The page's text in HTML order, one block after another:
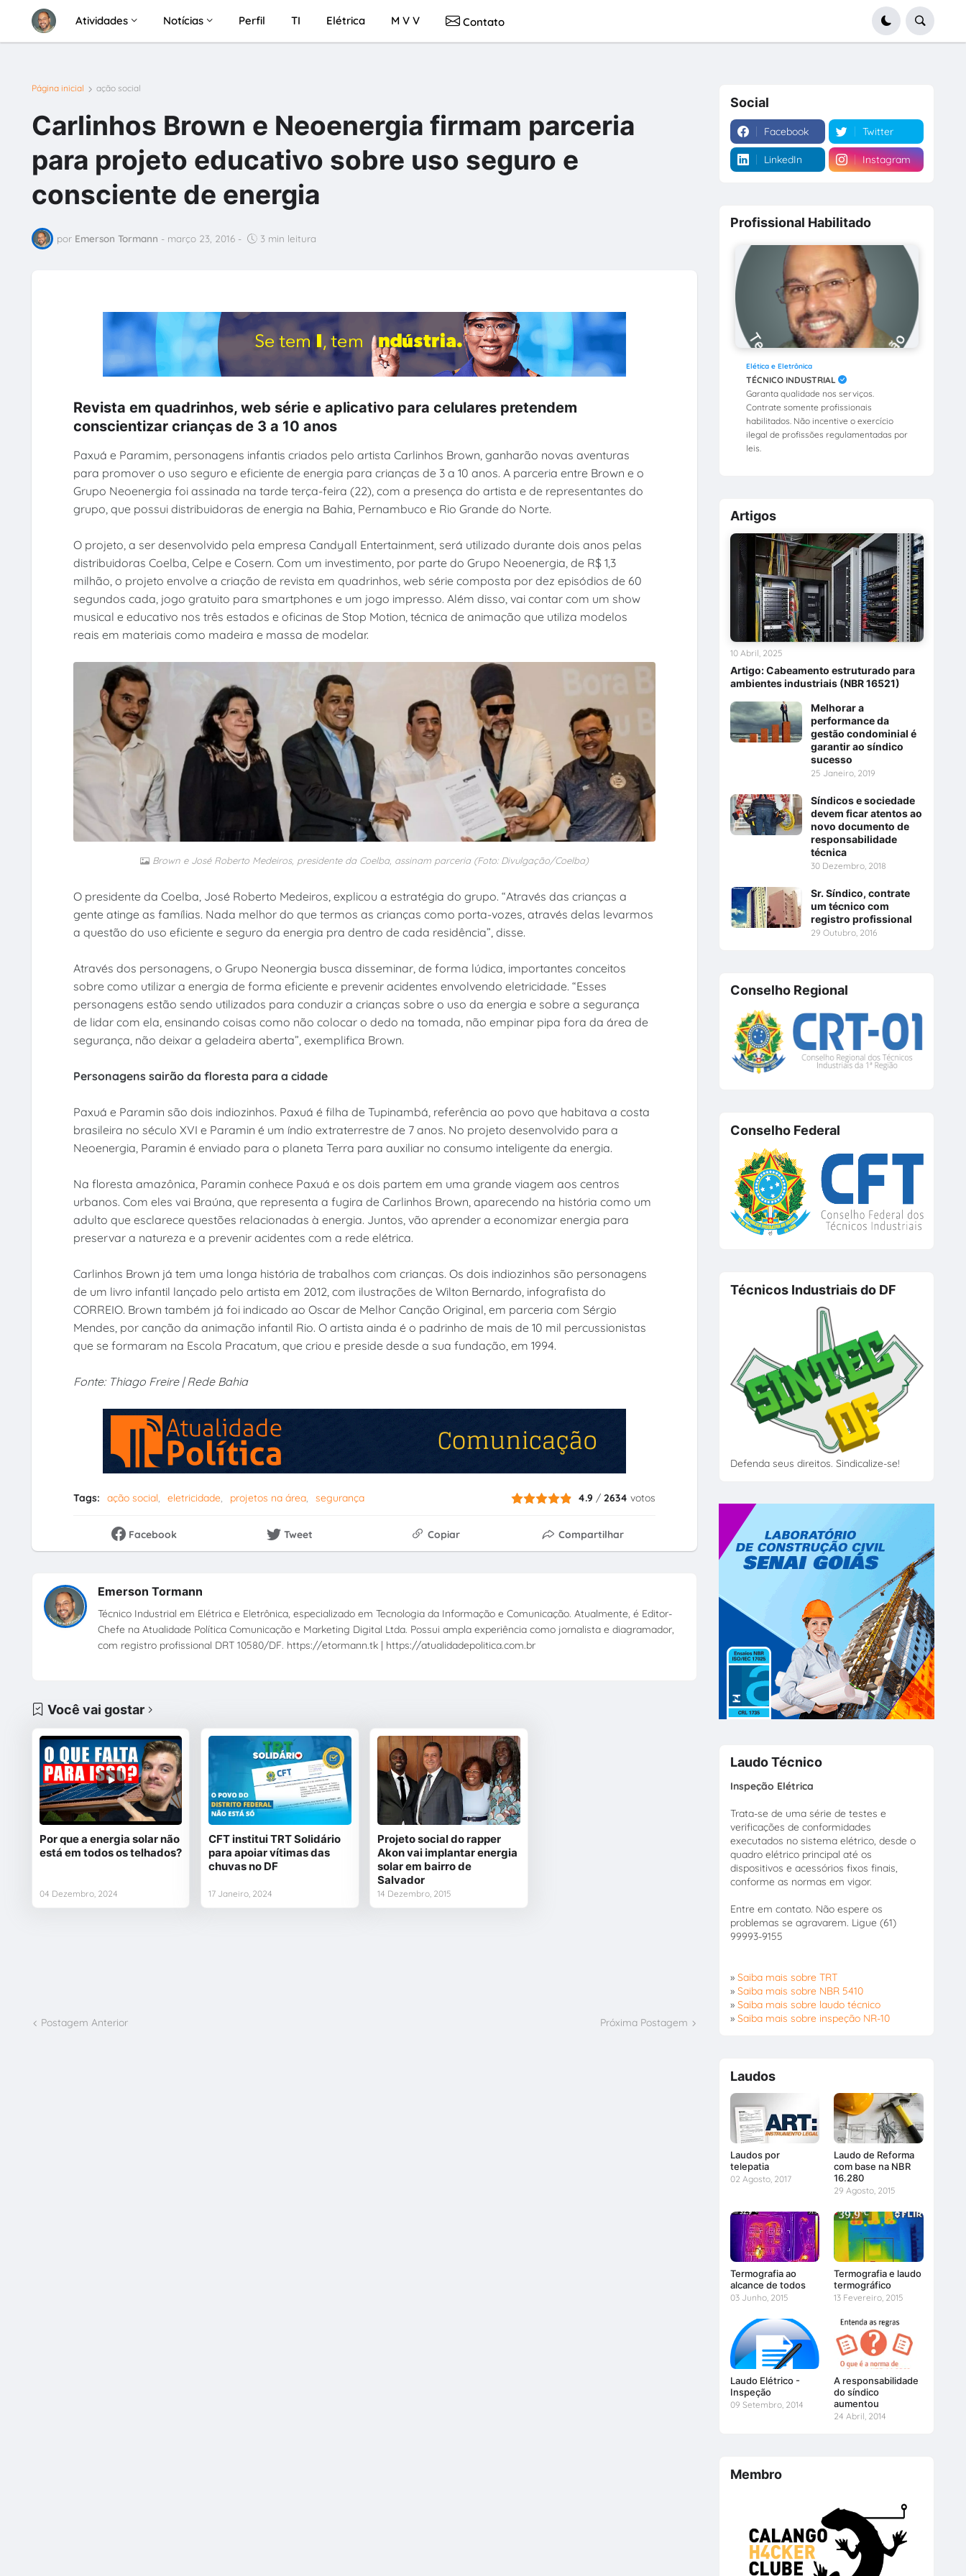
Atividades Notícias Perfil TI Elétrica M V V Contato
Página inicial ação social
Carlinhos Brown e Neoenergia firmam parceria
para projeto educativo sobre uso seguro e
consciente de energia
por Emerson Tormann - março 23, 2016 - 3 min leitura
Revista em quadrinhos, web série e aplicativo para celulares pretendem
conscientizar crianças de 3 a 10 anos
Paxuá e Paramim, personagens infantis criados pelo artista Carlinhos Brown, ganharão novas aventuras
para promover o uso seguro e eficiente de energia para crianças de 3 a 10 anos. A parceria entre Brown e o
Grupo Neoenergia foi assinada na tarde terça-feira (22), com a presença do artista e de representantes do
grupo, que possui distribuidoras de energia na Bahia, Pernambuco e Rio Grande do Norte.
O projeto, a ser desenvolvido pela empresa Candyall Entertainment, será utilizado durante dois anos pelas
distribuidoras Coelba, Celpe e Cosern. Com um investimento, por parte do Grupo Neoenergia, de R$ 1,3
milhão, o projeto envolve a criação de revista em quadrinhos, web série composta por dez episódios de 60
segundos cada, jogo gratuito para smartphones e um jogo impresso. Além disso, vai contar com um show
musical e educativo nos três estados e oficinas de Stop Motion, técnica de animação que utiliza modelos
reais em materiais como madeira e massa de modelar.
Brown e José Roberto Medeiros, presidente da Coelba, assinam parceria (Foto: Divulgação/Coelba)
O presidente da Coelba, José Roberto Medeiros, explicou a estratégia do grupo. “Através das crianças a
gente atinge as famílias. Nada melhor do que termos as crianças como porta-vozes, através delas levarmos
a questão do uso eficiente e seguro da energia pra dentro de cada residência”, disse.
Através dos personagens, o Grupo Neonergia busca disseminar, de forma lúdica, importantes conceitos
sobre como utilizar a energia de forma eficiente e prevenir acidentes envolvendo eletricidade. “Esses
personagens estão sendo utilizados para conduzir a crianças sobre o uso da energia e sobre a segurança
de lidar com ela, ensinando coisas como não colocar o dedo na tomada, não empinar pipa fora da área de
segurança, não deixar a geladeira aberta”, exemplifica Brown.
Personagens sairão da floresta para a cidade
Paxuá e Paramin são dois indiozinhos. Paxuá é filha de Tupinambá, referência ao povo que habitava a costa
brasileira no século XVI e Paramin é um índio extraterrestre de 7 anos. No projeto desenvolvido para a
Neoenergia, Paramin é enviado para o planeta Terra para auxiliar no consumo inteligente da energia.
Na floresta amazônica, Paramin conhece Paxuá e os dois partem em uma grande viagem aos centros
urbanos. Com eles vai Braúna, que representa a fugira de Carlinhos Brown, aparecendo na história como um
adulto que esclarece questões relacionadas à energia. Juntos, vão aprender a economizar energia para
preservar a natureza e a prevenir acidentes com a rede elétrica.
Carlinhos Brown já tem uma longa história de trabalhos com crianças. Os dois indiozinhos são personagens
de um livro infantil lançado pelo artista em 2012, com ilustrações de Wilton Bernardo, infografista do
CORREIO. Brown também já foi indicado ao Oscar de Melhor Canção Original, em parceria com Sérgio
Mendes, por canção da animação infantil Rio. O artista ainda é o padrinho de mais de 10 mil percussionistas
que se formaram na Escola Pracatum, que criou e preside desde a sua fundação, em 1994.
Fonte: Thiago Freire | Rede Bahia
Tags: ação social eletricidade projetos na área segurança 4.9 /2634 votos
Facebook Tweet Copiar Compartilhar
Emerson Tormann
Técnico Industrial em Elétrica e Eletrônica, especializado em Tecnologia da Informação e Comunicação. Atualmente, é Editor-
Chefe na Atualidade Política Comunicação e Marketing Digital Ltda. Possui ampla experiência como jornalista e diagramador,
com registro profissional DRT 10580/DF. https://etormann.tk | https://atualidadepolitica.com.br
Você vai gostar
Por que a energia solar não
está em todos os telhados?
04 Dezembro, 2024
CFT institui TRT Solidário
para apoiar vítimas das
chuvas no DF
17 Janeiro, 2024
Projeto social do rapper
Akon vai implantar energia
solar em bairro de
Salvador
14 Dezembro, 2015
Postagem Anterior Próxima Postagem
Social
Facebook Twitter
LinkedIn Instagram
Profissional Habilitado
Elética e Eletrônica
TÉCNICO INDUSTRIAL
Garanta qualidade nos serviços.
Contrate somente profissionais
habilitados. Não incentive o exercício
ilegal de profissões regulamentadas por
leis.
Artigos
Artigo: Cabeamento estruturado para
ambientes industriais (NBR 16521)
10 Abril, 2025
Melhorar a
performance da
gestão condominial é
garantir ao síndico
sucesso
25 Janeiro, 2019
Síndicos e sociedade
devem ficar atentos ao
novo documento de
responsabilidade
técnica
30 Dezembro, 2018
Sr. Síndico, contrate
um técnico com
registro profissional
29 Outubro, 2016
Conselho Regional
Conselho Federal
Técnicos Industriais do DF
Defenda seus direitos. Sindicalize-se!
Laudo Técnico
Inspeção Elétrica
Trata-se de uma série de testes e
verificações de conformidades
executados no sistema elétrico, desde o
quadro elétrico principal até os
dispositivos e acessórios fixos finais,
conforme as normas em vigor.
Entre em contato. Não espere os
problemas se agravarem. Ligue (61)
99993-9155
» Saiba mais sobre TRT
» Saiba mais sobre NBR 5410
» Saiba mais sobre laudo técnico
» Saiba mais sobre inspeção NR-10
Laudos
Laudos por
telepatia
02 Agosto, 2017
Laudo de Reforma
com base na NBR
16.280
29 Agosto, 2015
Termografia ao
alcance de todos
03 Junho, 2015
Termografia e laudo
termográfico
13 Fevereiro, 2015
Laudo Elétrico -
Inspeção
09 Setembro, 2014
A responsabilidade
do síndico
aumentou
24 Abril, 2014
Membro